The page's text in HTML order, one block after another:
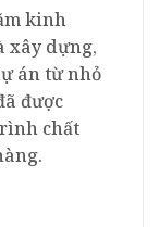
kinh
xây dựng,
án từ nhỏ
được
chất